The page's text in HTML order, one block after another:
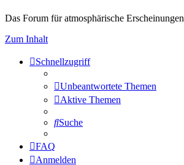
Das Forum für atmosphärische Erscheinungen
Zum Inhalt
Schnellzugriff
Unbeantwortete Themen
Aktive Themen
Suche
FAQ
Anmelden